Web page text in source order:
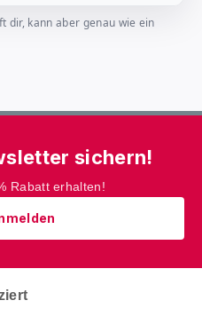
dir, kann aber genau wie ein
sichern!
Rabatt erhalten!